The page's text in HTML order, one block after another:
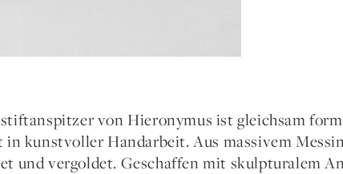
von Hieronymus ist gleichsam
in kunstvoller Handarbeit. Aus massivem
und vergoldet. Geschaffen mit skulpturalem